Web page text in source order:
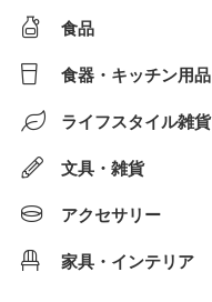
食品
食器・キッチン用品
ライフスタイル雑貨
文具・雑貨
アクセサリー
家具・インテリア